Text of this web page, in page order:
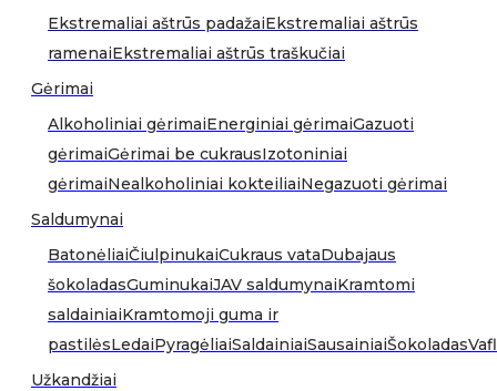
Ekstremaliai aštrūs padažaiEkstremaliai aštrūs
ramenaiEkstremaliai aštrūs traškučiai
Gėrimai
Alkoholiniai gėrimaiEnerginiai gėrimaiGazuoti
gėrimaiGėrimai be cukrausIzotoniniai
gėrimaiNealkoholiniai kokteiliaiNegazuoti gėrimai
Saldumynai
BatonėliaiČiulpinukaiCukraus vataDubajaus
šokoladasGuminukaiJAV saldumynaiKramtomi
saldainiaiKramtomoji guma ir
pastilėsLedaiPyragėliaiSaldainiaiSausainiaiŠokoladas
Užkandžiai